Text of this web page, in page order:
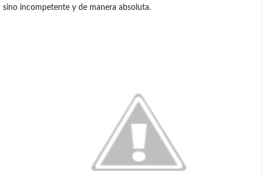
sino incompetente y de manera absoluta.